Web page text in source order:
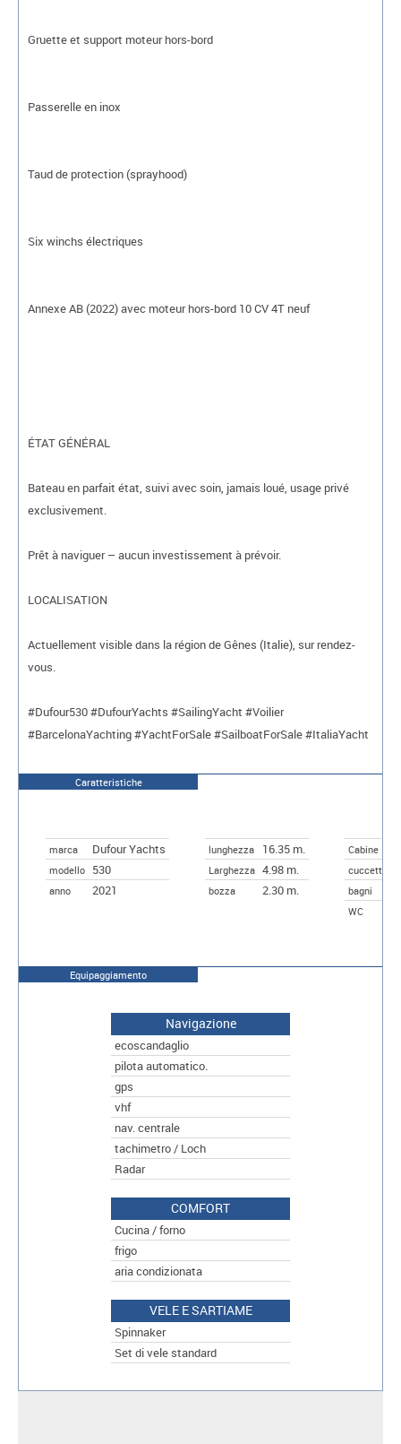
Gruette et support moteur hors-bord
Passerelle en inox
Taud de protection (sprayhood)
Six winchs électriques
Annexe AB (2022) avec moteur hors-bord 10 CV 4T neuf
ÉTAT GÉNÉRAL
Bateau en parfait état, suivi avec soin, jamais loué, usage privé
exclusivement.
Prêt à naviguer – aucun investissement à prévoir.
LOCALISATION
Actuellement visible dans la région de Gênes (Italie), sur rendez-
vous.
#Dufour530 #DufourYachts #SailingYacht #Voilier
#BarcelonaYachting #YachtForSale #SailboatForSale #ItaliaYacht
Caratteristiche
marca Dufour Yachts
modello 530
anno 2021
lunghezza 16.35 m.
Larghezza 4.98 m.
bozza 2.30 m.
Cabine
cuccette
bagni
WC
Equipaggiamento
Navigazione
ecoscandaglio
pilota automatico.
gps
vhf
nav. centrale
tachimetro / Loch
Radar
COMFORT
Cucina / forno
frigo
aria condizionata
VELE E SARTIAME
Spinnaker
Set di vele standard